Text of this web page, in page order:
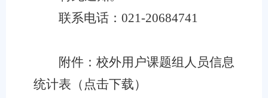
联系电话： 021-20684741
附件：校外用户课题组人员信息
统计表（点击下载）